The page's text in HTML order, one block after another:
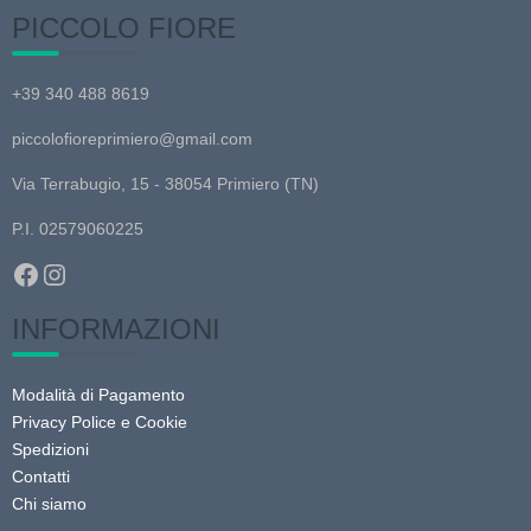
nella
pagina
del
Le
opzioni
possono
scelte
nella
del
prodotto
PICCOLO FIORE
+39 340 488 8619
piccolofioreprimiero@gmail.com
Via Terrabugio, 15 - 38054 Primiero (TN)
P.I. 02579060225
Facebook
Instagram
INFORMAZIONI
Modalità di Pagamento
Privacy Police e Cookie
Spedizioni
Contatti
Chi siamo